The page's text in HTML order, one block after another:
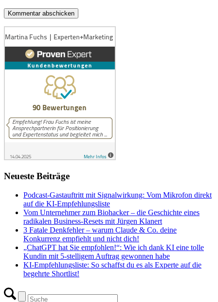
Neueste Beiträge
Podcast-Gastauftritt mit Signalwirkung: Vom Mikrofon direkt
auf die KI-Empfehlungsliste
Vom Unternehmer zum Biohacker – die Geschichte eines
radikalen Business-Resets mit Jürgen Klanert
3 Fatale Denkfehler – warum Claude & Co. deine
Konkurrenz empfiehlt und nicht dich!
„ChatGPT hat Sie empfohlen!“: Wie ich dank KI eine tolle
Kundin mit 5-stelligem Auftrag gewonnen habe
KI-Empfehlungsliste: So schaffst du es als Experte auf die
begehrte Shortlist!